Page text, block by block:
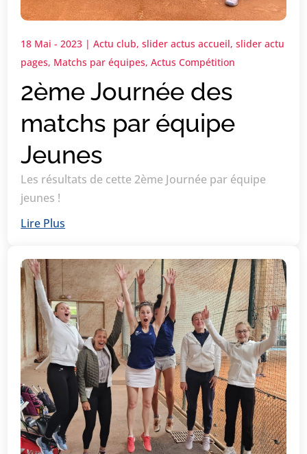
2ème Journée des
matchs par équipe
Jeunes
18 Mai - 2023 |Actu club,slider actus accueil,slider actu
pages, Matchs par équipes,Actus Compétition
Les résultats de cette 2ème Journée par équipe
jeunes !
Lire Plus